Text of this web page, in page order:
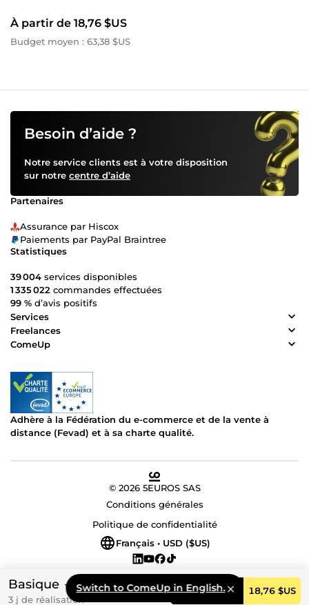
Basique
3 j de réalisation
Commander 18,76 $US
À partir de 18,76 $US
Budget moyen : 63,38 $US
Switch to ComeUp in English.
Besoin d’aide ?
Notre service clients est à votre disposition
sur notre centre d’aide
Partenaires
Assurance par Hiscox
Paiements par PayPal Braintree
Statistiques
39 004 services disponibles
1 335 022 commandes effectuées
99 % d’avis positifs
Services
Freelances
ComeUp
Adhère à la Fédération du e-commerce et de la vente à
distance (Fevad) et à sa charte qualité.
© 2026 5EUROS SAS
Conditions générales
Politique de confidentialité
Français • USD ($US)